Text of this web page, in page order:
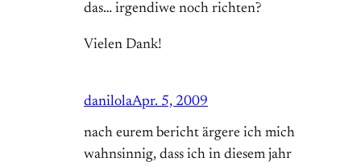
das… irgendiwe noch richten?
Vielen Dank!
danilolaApr. 5, 2009
nach eurem bericht ärgere ich mich
wahnsinnig, dass ich in diesem jahr